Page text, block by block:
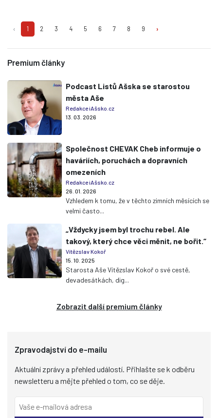
‹ 1 2 3 4 5 6 7 8 9 ›
Premium články
Podcast Listů Ašska se starostou
města Aše
Redakce iAšsko.cz
13. 03. 2026
Společnost CHEVAK Cheb informuje o
haváriích, poruchách a dopravních
omezeních
Redakce iAšsko.cz
26. 01. 2026
Vzhledem k tomu, že v těchto zimních měsících se
velmi často...
„Vždycky jsem byl trochu rebel. Ale
takový, který chce věci měnit, ne bořit.“
Vítězslav Kokoř
15. 10. 2025
Starosta Aše Vítězslav Kokoř o své cestě,
devadesátkách, dig...
Zobrazit další premium články
Zpravodajství do e-mailu
Aktuální zprávy a přehled událostí. Přihlašte se k odběru
newsletteru a mějte přehled o tom, co se děje.